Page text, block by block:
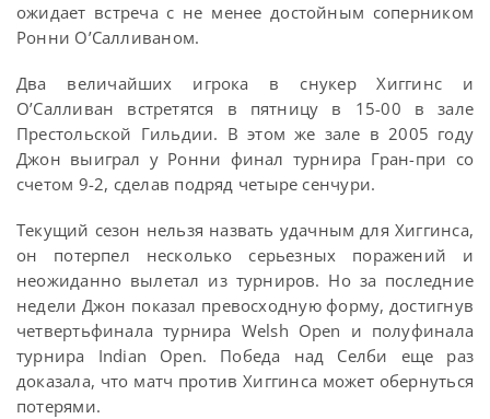
ожидает встреча с не менее достойным соперником
Ронни О’Салливаном.
Два величайших игрока в снукер Хиггинс и
О’Салливан встретятся в пятницу в 15-00 в зале
Престольской Гильдии. В этом же зале в 2005 году
Джон выиграл у Ронни финал турнира Гран-при со
счетом 9-2, сделав подряд четыре сенчури.
Текущий сезон нельзя назвать удачным для Хиггинса,
он потерпел несколько серьезных поражений и
неожиданно вылетал из турниров. Но за последние
недели Джон показал превосходную форму, достигнув
четвертьфинала турнира Welsh Open и полуфинала
турнира Indian Open. Победа над Селби еще раз
доказала, что матч против Хиггинса может обернуться
потерями.